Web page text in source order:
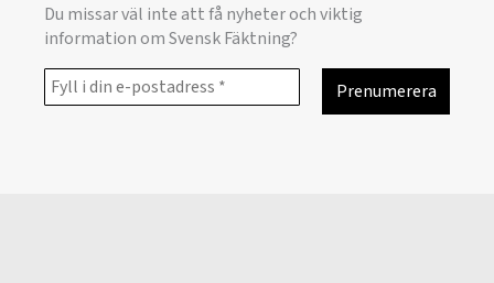
Du missar väl inte att få nyheter och viktig
information om Svensk Fäktning?